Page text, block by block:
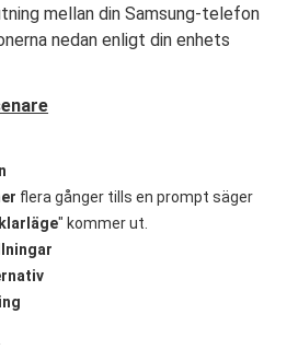
mellan din Samsung-telefon
nedan enligt din enhets
flera gånger tills en prompt säger
" kommer ut.